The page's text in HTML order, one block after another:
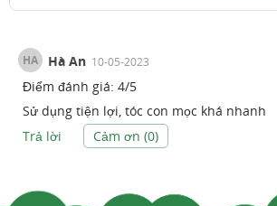
HA Hà An 10-05-2023
Điểm đánh giá: 4/5
Sử dụng tiện lợi, tóc con mọc khá nhanh
Trả lời
Cảm ơn (0)